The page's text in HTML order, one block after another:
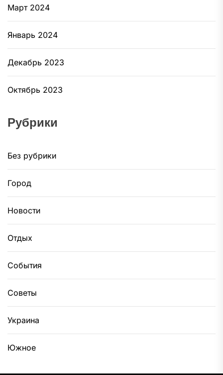
Март 2024
Январь 2024
Декабрь 2023
Октябрь 2023
Рубрики
Без рубрики
Город
Новости
Отдых
События
Советы
Украина
Южное